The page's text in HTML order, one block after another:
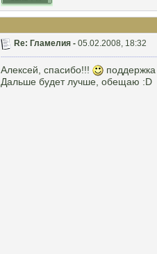
Re: Гламелия - 05.02.2008, 18:32
Алексей, спасибо!!!
Дальше будет лучше, обещаю :D